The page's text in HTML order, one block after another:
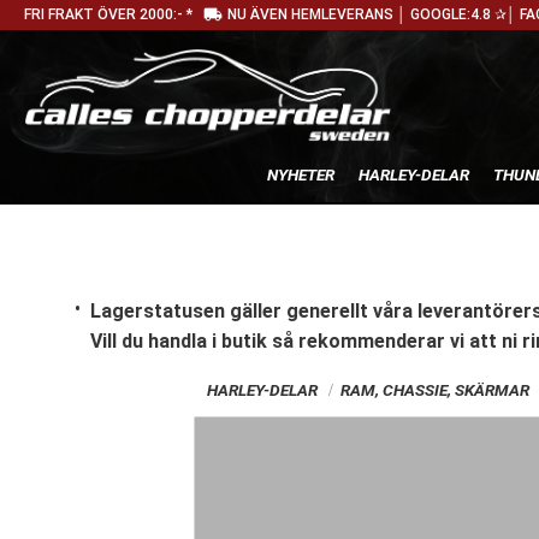
FRI FRAKT ÖVER 2000:- * local_shipping NU ÄVEN HEMLEVERANS │ GOOGLE:4.8 ✰│
NYHETER HARLEY-DELAR
Lagerstatusen gäller generellt våra
Vill du handla i butik så rekommenderar vi att ni
HARLEY-DELAR RAM, CHASSIE, SKÄRMAR